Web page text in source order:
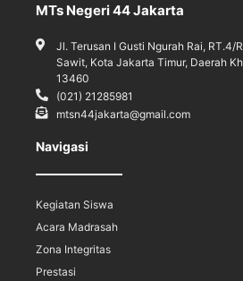
MTs Negeri 44 Jakarta
Jl. Terusan I Gusti Ngurah Rai, RT.4/
Sawit, Kota Jakarta Timur, Daerah
13460
(021) 21285981
mtsn44jakarta@gmail.com
Navigasi
Kegiatan Siswa
Acara Madrasah
Zona Integritas
Prestasi